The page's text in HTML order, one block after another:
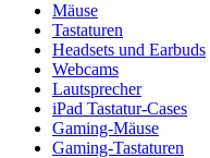
Mäuse
Tastaturen
Headsets und Earbuds
Webcams
Lautsprecher
iPad Tastatur-Cases
Gaming-Mäuse
Gaming-Tastaturen